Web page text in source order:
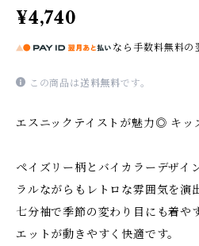
¥4,740
なら 手数料無料の
この商品は送料無料です。
エスニックテイストが魅力◎ キッ
ペイズリー柄とバイカラーデザイ
ラルながらもレトロな雰囲気を演
七分袖で季節の変わり目にも着や
エットが動きやすく快適です。